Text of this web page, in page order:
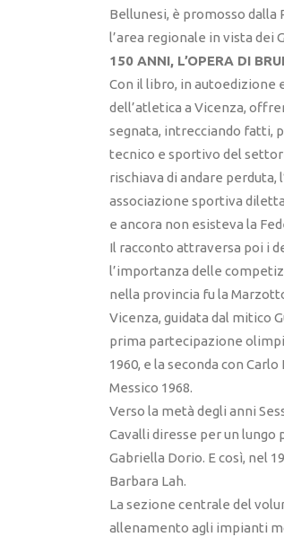
Bellunesi, è promosso
l’area regionale in vista dei
150 ANNI, L’OPERA DI
Con il libro, in autoedizione
dell’atletica a Vicenza,
segnata, intrecciando fatti,
tecnico e sportivo del
rischiava di andare perduta,
associazione sportiva
e ancora non esisteva la
Il racconto attraversa poi i
l’importanza delle
nella provincia fu la
Vicenza, guidata dal mitico
prima partecipazione
1960, e la seconda con
Messico 1968.
Verso la metà degli anni
Cavalli diresse per un lungo
Gabriella Dorio. E così, nel
Barbara Lah.
La sezione centrale del
allenamento agli impianti